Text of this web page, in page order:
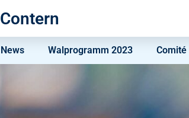
Contern
News Walprogramm 2023 Comité